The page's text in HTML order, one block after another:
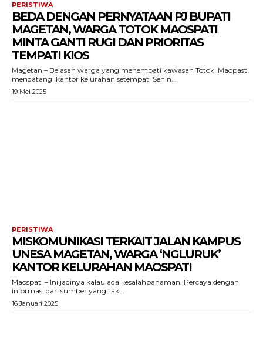
PERISTIWA
BEDA DENGAN PERNYATAAN PJ BUPATI
MAGETAN, WARGA TOTOK MAOSPATI
MINTA GANTI RUGI DAN PRIORITAS
TEMPATI KIOS
Magetan – Belasan warga yang menempati kawasan Totok, Maopasti
mendatangi kantor kelurahan setempat, Senin...
19 Mei 2025
PERISTIWA
MISKOMUNIKASI TERKAIT JALAN KAMPUS
UNESA MAGETAN, WARGA ‘NGLURUK’
KANTOR KELURAHAN MAOSPATI
Maospati – Ini jadinya kalau ada kesalahpahaman. Percaya dengan
informasi dari sumber yang tak...
16 Januari 2025